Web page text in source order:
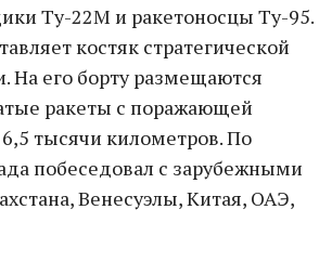
Ту-22М и ракетоносцы Ту-95.
костяк стратегической
На его борту размещаются
ракеты с поражающей
тысячи километров. По
побеседовал с зарубежными
Венесуэлы, Китая, ОАЭ,